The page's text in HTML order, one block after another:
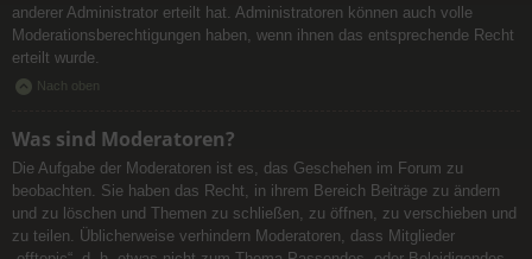
anderer Administrator erteilt hat. Administratoren können auch volle
Moderationsberechtigungen haben, wenn ihnen das entsprechende Recht
erteilt wurde.
Nach oben
Was sind Moderatoren?
Die Aufgabe der Moderatoren ist es, das Geschehen im Forum zu
beobachten. Sie haben das Recht, in ihrem Bereich Beiträge zu ändern
und zu löschen und Themen zu schließen, zu öffnen, zu verschieben und
zu teilen. Üblicherweise verhindern Moderatoren, dass Mitglieder